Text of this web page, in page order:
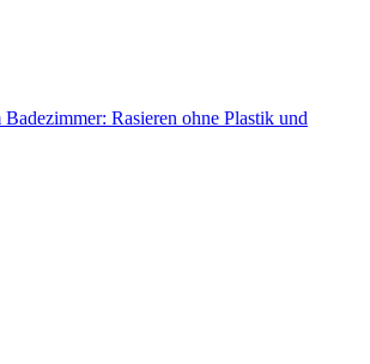
Badezimmer: Rasieren ohne Plastik und